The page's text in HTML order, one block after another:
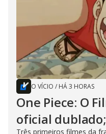
O VÍCIO / HÁ 3 HORAS
One Piece: O
oficial
Três primeiros filmes da